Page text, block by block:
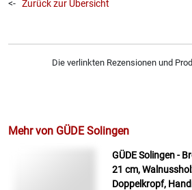
<- Zurück zur Übersicht
Die verlinkten Rezensionen und
Mehr von GÜDE Solingen
GÜDE Solingen -
21 cm,
Doppelkropf,